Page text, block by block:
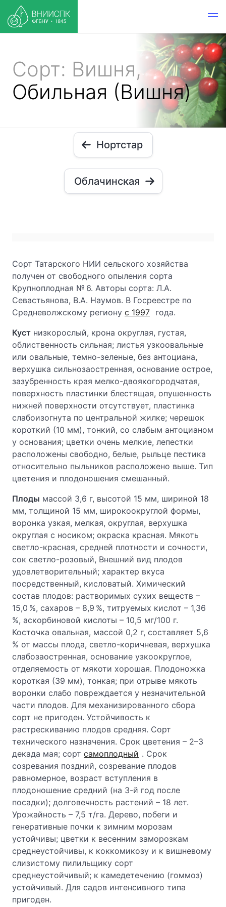
Сорт: Вишня,
Обильная (Вишня)
Нортстар
Облачинская
Сорт Татарского НИИ сельского хозяйства
получен от свободного опыления сорта
Крупноплодная № 6. Авторы сорта: Л.А.
Севастьянова, В.А. Наумов. В Госреестре по
Средневолжскому региону с 1997 года.
Куст низкорослый, крона округлая, густая,
облиственность сильная; листья узкоовальные
или овальные, темно-зеленые, без антоциана,
верхушка сильнозаостренная, основание острое,
зазубренность края мелко-двоякогородчатая,
поверхность пластинки блестящая, опушенность
нижней поверхности отсутствует, пластинка
слабоизогнута по центральной жилке; черешок
короткий (10 мм), тонкий, со слабым антоцианом
у основания; цветки очень мелкие, лепестки
расположены свободно, белые, рыльце пестика
относительно пыльников расположено выше. Тип
цветения и плодоношения смешанный.
Плоды массой 3,6 г, высотой 15 мм, шириной 18
мм, толщиной 15 мм, широкоокруглой формы,
воронка узкая, мелкая, округлая, верхушка
округлая с носиком; окраска красная. Мякоть
светло-красная, средней плотности и сочности,
сок светло-розовый, Внешний вид плодов
удовлетворительный; характер вкуса
посредственный, кисловатый. Химический
состав плодов: растворимых сухих веществ –
15,0 %, сахаров – 8,9 %, титруемых кислот – 1,36
%, аскорбиновой кислоты – 10,5 мг/100 г.
Косточка овальная, массой 0,2 г, составляет 5,6
% от массы плода, светло-коричневая, верхушка
слабозаостренная, основание узкоокруглое,
отделяемость от мякоти хорошая. Плодоножка
короткая (39 мм), тонкая; при отрыве мякоть
воронки слабо повреждается у незначительной
части плодов. Для механизированного сбора
сорт не пригоден. Устойчивость к
растрескиванию плодов средняя. Сорт
технического назначения. Срок цветения – 2–3
декада мая; сорт самоплодный . Срок
созревания поздний, созревание плодов
равномерное, возраст вступления в
плодоношение средний (на 3-й год после
посадки); долговечность растений – 18 лет.
Урожайность – 7,5 т/га. Дерево, побеги и
генеративные почки к зимним морозам
устойчивы; цветки к весенним заморозкам
среднеустойчивы, к коккомикозу и к вишневому
слизистому пилильщику сорт
среднеустойчивый; к камедетечению (гоммоз)
устойчивый. Для садов интенсивного типа
пригоден.